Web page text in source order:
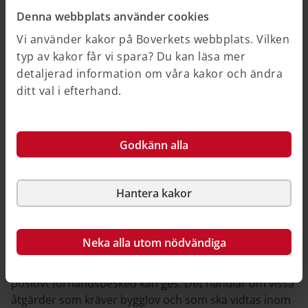
Denna webbplats använder cookies
Vi använder kakor på Boverkets webbplats. Vilken
typ av kakor får vi spara? Du kan läsa mer
detaljerad information om våra kakor och ändra
ditt val i efterhand.
Godkänn alla
Hantera kakor
Neka alla utom nödvändiga
Synpunkter har inkommit från elnätsföretaget
som motsätter sig tillbyggnaden. Elnätsföretaget
anser att åtgärden skulle medföra en betydande
olägenhet eftersom åtgärden skulle inskränka
elnätsföretagets möjlighet till underhåll och
förnyelse och en försämrad leveranssäkerhet.
framgår av beslutets motivering.
Medgivande från Försvarsmakten och MCF
underrätta Försvarsmakten eller Myndigheten för civilt
försvar, MCF. I sådana ärenden krävs det även ett
positivt förhandsbesked kan ges. Det handlar om vissa
åtgärder som kräver bygglov och som ska vidtas inom